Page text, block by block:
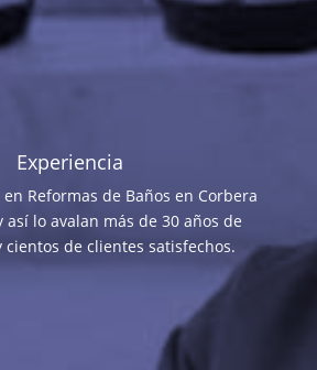
Experiencia
Reformas de Baños en Corbera
así lo avalan más de 30 años de
cientos de clientes satisfechos.